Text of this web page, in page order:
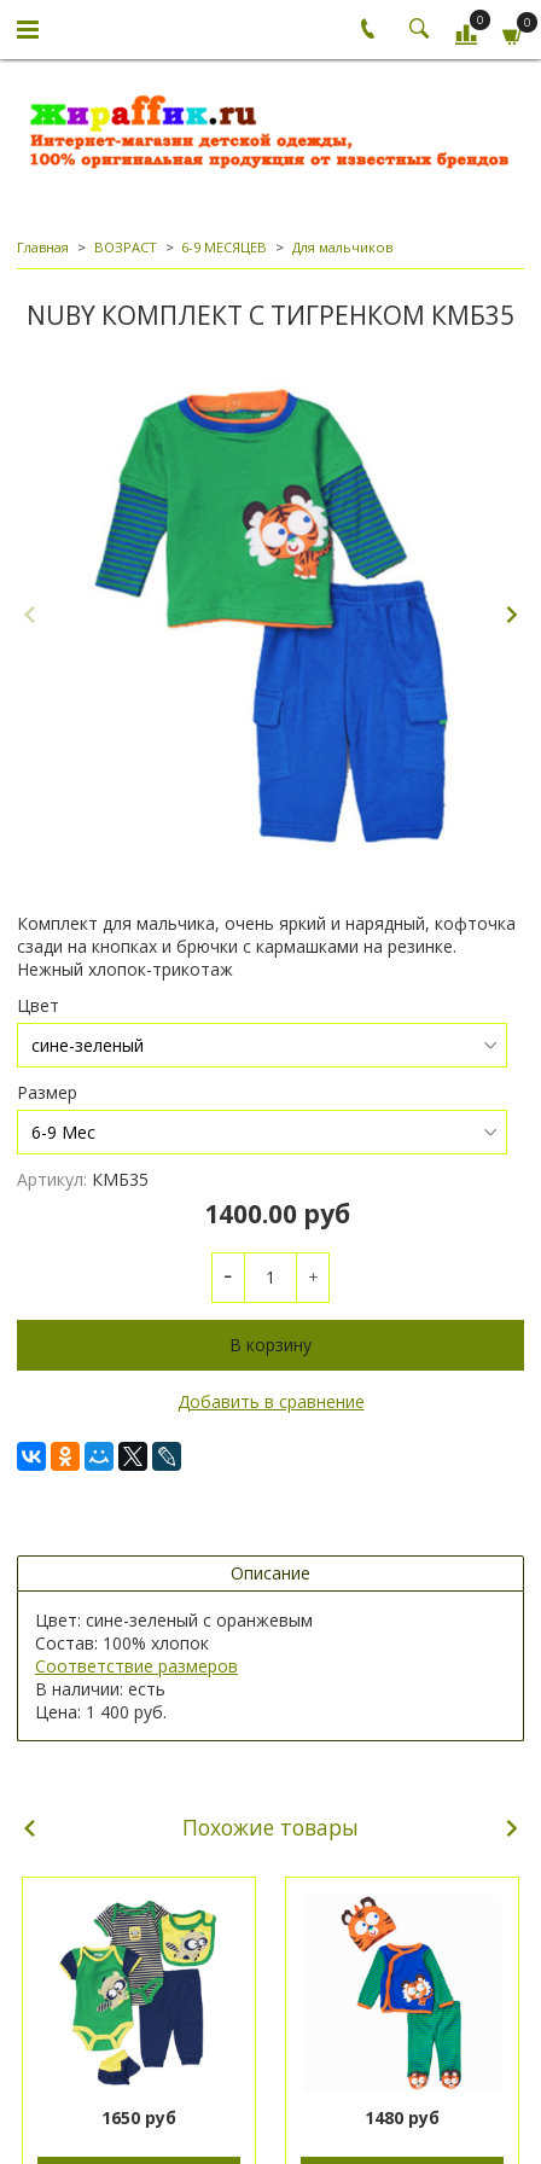
0 0
Главная ВОЗРАСТ 6-9 МЕСЯЦЕВ Для мальчиков
NUBY КОМПЛЕКТ С ТИГРЕНКОМ КМБ35
Комплект для мальчика, очень яркий и нарядный, кофточка
сзади на кнопках и брючки с кармашками на резинке.
Нежный хлопок-трикотаж
Цвет
Размер
Артикул: КМБ35
1400.00 руб
В корзину
Добавить в сравнение
Описание
Цвет: сине-зеленый с оранжевым
Состав: 100% хлопок
Соответствие размеров
В наличии: есть
Цена: 1 400 руб.
Похожие товары
1650 руб 1480 руб